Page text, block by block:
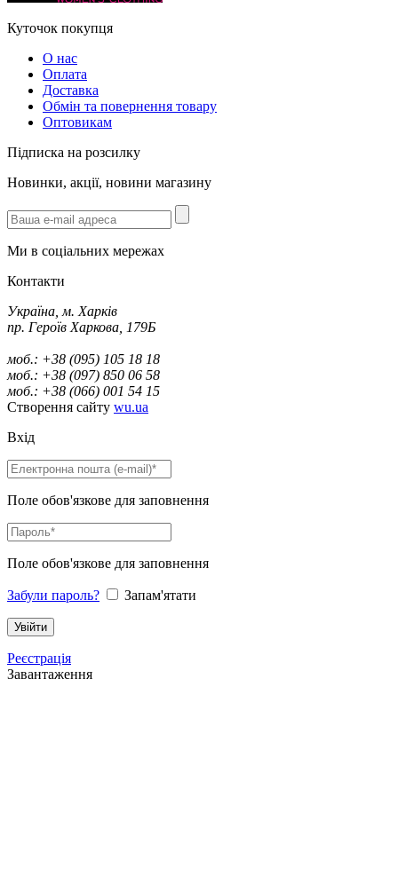
Куточок покупця
О нас
Оплата
Доставка
Обмін та повернення товару
Оптовикам
Підписка на розсилку
Новинки, акції, новини магазину
Ми в соціальних мережах
Контакти
Україна, м. Харків
пр. Героїв Харкова, 179Б
моб.: +38 (095) 105 18 18
моб.: +38 (097) 850 06 58
моб.: +38 (066) 001 54 15
Створення сайту wu.ua
Вхід
Поле обов'язкове для заповнення
Поле обов'язкове для заповнення
Забули пароль? Запам'ятати
Реєстрація
Завантаження